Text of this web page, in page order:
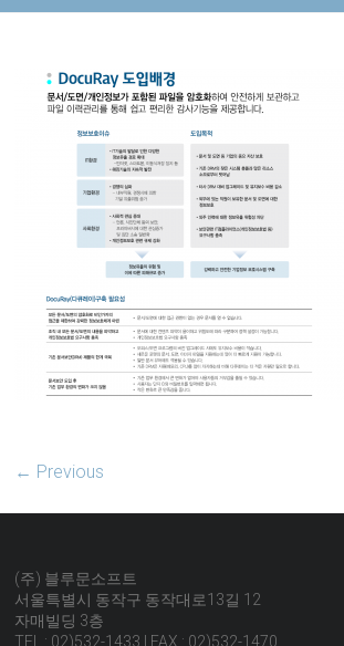
← Previous
(주) 블루문소프트
서울특별시 동작구 동작대로13길 12
자매빌딩 3층
TEL : 02)532-1433 | FAX : 02)532-1470